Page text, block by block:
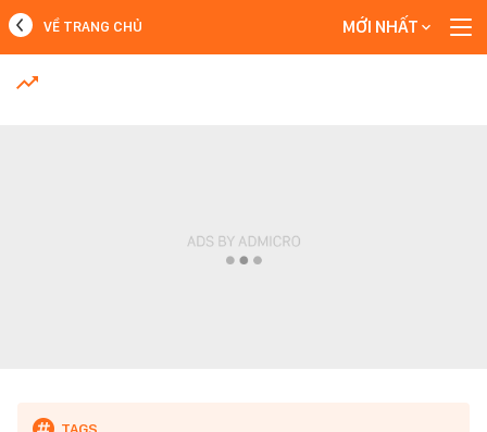
MỚI NHẤT
VỀ TRANG CHỦ MỚI NHẤT